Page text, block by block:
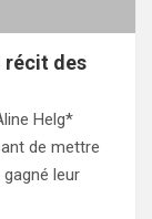
récit des
Helg*
de mettre
leur